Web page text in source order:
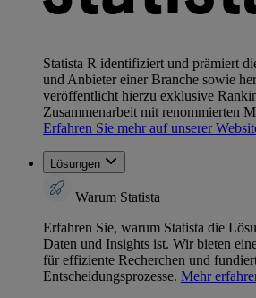
Statista R identifiziert und prämiert
und Anbieter einer Branche sowie
veröffentlicht hierzu exklusive
Zusammenarbeit mit renommierten
Erfahren Sie mehr auf unserer
Lösungen
Warum Statista
Erfahren Sie, warum Statista die
Daten und Insights ist. Wir bieten
für effiziente Recherchen und
Entscheidungsprozesse. Mehr